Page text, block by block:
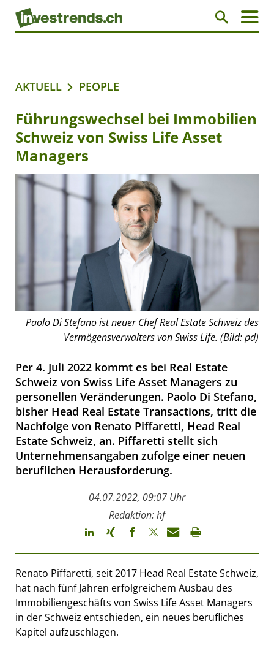
AKTUELL PEOPLE
Führungswechsel bei Immobilien
Schweiz von Swiss Life Asset
Managers
Paolo Di Stefano ist neuer Chef Real Estate Schweiz des
Vermögensverwalters von Swiss Life. (Bild: pd)
Per 4. Juli 2022 kommt es bei Real Estate
Schweiz von Swiss Life Asset Managers zu
personellen Veränderungen. Paolo Di Stefano,
bisher Head Real Estate Transactions, tritt die
Nachfolge von Renato Piffaretti, Head Real
Estate Schweiz, an. Piffaretti stellt sich
Unternehmensangaben zufolge einer neuen
beruflichen Herausforderung.
04.07.2022, 09:07 Uhr
Redaktion: hf
Renato Piffaretti, seit 2017 Head Real Estate Schweiz,
hat nach fünf Jahren erfolgreichem Ausbau des
Immobiliengeschäfts von Swiss Life Asset Managers
in der Schweiz entschieden, ein neues berufliches
Kapitel aufzuschlagen.